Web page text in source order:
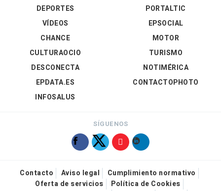
DEPORTES
VÍDEOS
PORTALTIC
EPSOCIAL
CHANCE
CULTURAOCIO
DESCONECTA
EPDATA.ES
INFOSALUS
MOTOR
TURISMO
NOTIMÉRICA
CONTACTOPHOTO
SÍGUENOS
Contacto Aviso legal
Cumplimiento normativo
Oferta de servicios
Política de Cookies